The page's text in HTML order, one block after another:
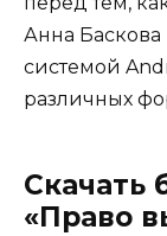
Анна Баскова
системой
различных
Скачать
«Право